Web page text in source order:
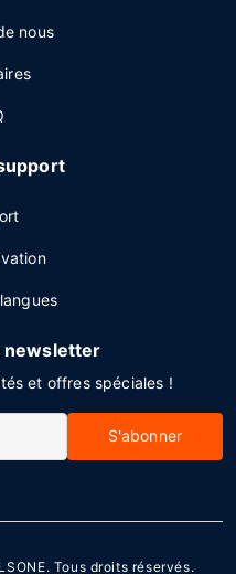
nous
newsletter
et offres spéciales !
S'abonner
. Tous droits réservés.